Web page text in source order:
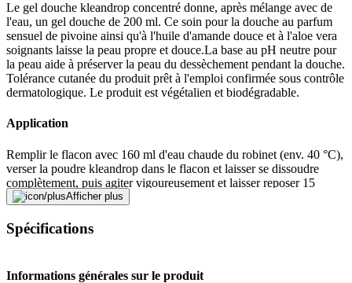
Le gel douche kleandrop concentré donne, après mélange avec de
l'eau, un gel douche de 200 ml. Ce soin pour la douche au parfum
sensuel de pivoine ainsi qu'à l'huile d'amande douce et à l'aloe vera
soignants laisse la peau propre et douce.La base au pH neutre pour
la peau aide à préserver la peau du dessèchement pendant la douche.
Tolérance cutanée du produit prêt à l'emploi confirmée sous contrôle
dermatologique. Le produit est végétalien et biodégradable.
Application
Remplir le flacon avec 160 ml d'eau chaude du robinet (env. 40 °C),
verser la poudre kleandrop dans le flacon et laisser se dissoudre
complètement, puis agiter vigoureusement et laisser reposer 15
minutes.
Fabriqué en Suisse
fabrication a lieu principalement en Suisse. Pour les produits
Afficher plus
Spécifications
Informations générales sur le produit